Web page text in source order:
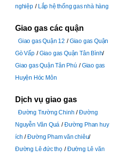
nghiệp
Lắp hệ thống gas nhà hàng
Giao gas các quận
Giao gas Quận 12
Giao gas Quận
Gò Vấp
Giao gas Quận Tân Bình
Giao gas Quận Tân Phú
Giao gas
Huyện Hóc Môn
Dịch vụ giao gas
Đường Trường Chinh
Đường
Nguyễn Văn Quá
Đường Phan huy
ích
Đường Pham văn chiêu
Đường Lê đức thọ
Đường Lê văn